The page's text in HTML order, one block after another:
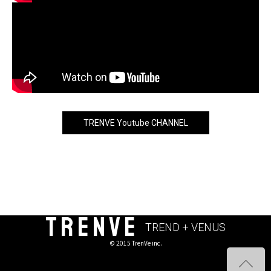
TRENVE Youtube CHANNEL
TRENVE TREND + VENUS
© 2015 TrenVe inc.